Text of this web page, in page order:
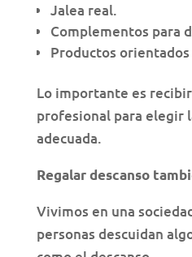
Jalea real.
Complementos para
Productos
Lo importante es
profesional para elegir
adecuada.
Regalar descanso
Vivimos en una
personas descuidan